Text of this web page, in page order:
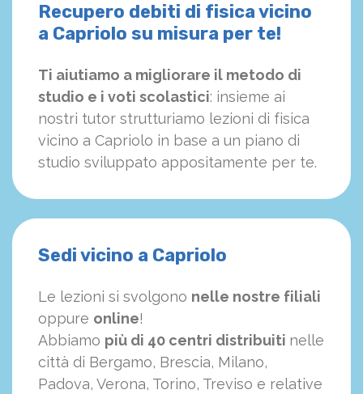
Recupero debiti di fisica vicino
a Capriolo su misura per te!
Ti aiutiamo a migliorare il metodo di
studio e i voti scolastici: insieme ai
nostri tutor strutturiamo lezioni di fisica
vicino a Capriolo in base a un piano di
studio sviluppato appositamente per te.
Sedi vicino a Capriolo
Le lezioni si svolgono nelle nostre filiali
oppure online!
Abbiamo più di 40 centri distribuiti nelle
città di Bergamo, Brescia, Milano,
Padova, Verona, Torino, Treviso e relative